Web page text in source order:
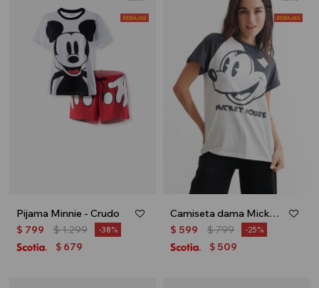
Pijama Minnie - Crudo
$ 799 $1.299 38
$ 679
Camiseta dama Mickey - Crudo
$ 599 $799 25
$ 509